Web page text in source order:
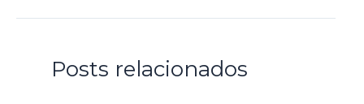
Posts relacionados